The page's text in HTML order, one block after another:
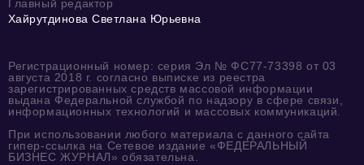
Главный редактор
Хайрутдинова Светлана Юрьевна
Регистрационный номер: серия Эл № ФС77-73398 от 03
августа 2018 г. согласно выписке из реестра
зарегистрированных средств массовой информации
выдана Федеральной службой по надзору в сфере связи,
информационных технологий и массовых коммуникаций.
При использовании любого материала с данного сайта
гипер-ссылка на Сетевое издание «ФЕДЕРАЛЬНЫЙ
БИЗНЕС ЖУРНАЛ» обязательна.